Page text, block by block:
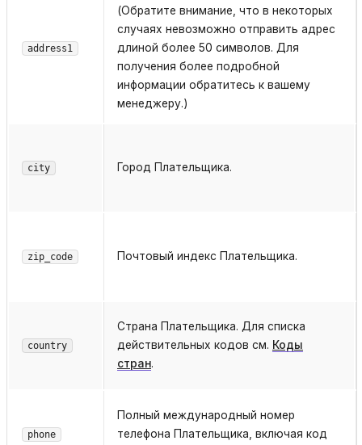
address1
(Обратите внимание, что в некоторых
случаях невозможно отправить адрес
длиной более 50 символов. Для
получения более подробной
информации обратитесь к вашему
менеджеру.)
city Город Плательщика.
zip_code Почтовый индекс Плательщика.
country
Страна Плательщика. Для списка
действительных кодов см. Коды
стран.
phone
Полный международный номер
телефона Плательщика, включая код